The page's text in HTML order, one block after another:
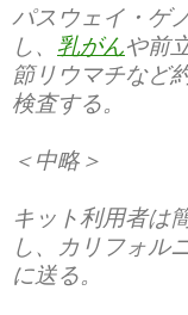
パスウェイ・ゲ
し、 乳がんや前
節リウマチなど
検査する。
＜中略＞
キット利用者は
し、カリフォル
に送る。